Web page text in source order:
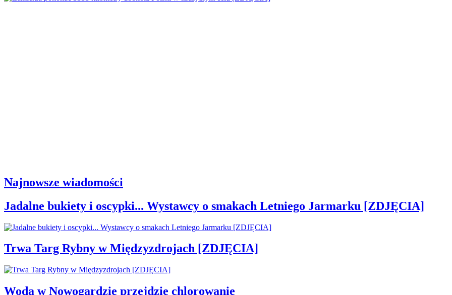
Najnowsze wiadomości
Jadalne bukiety i oscypki... Wystawcy o smakach Letniego Jarmarku [ZDJĘCIA]
Trwa Targ Rybny w Międzyzdrojach [ZDJĘCIA]
Woda w Nowogardzie przejdzie chlorowanie